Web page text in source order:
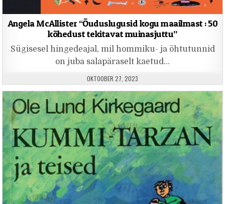
Angela McAllister “Õuduslugusid kogu maailmast : 50
kõhedust tekitavat muinasjuttu”
Sügisesel hingedeajal, mil hommiku- ja õhtutunnid
on juba salapäraselt kaetud…
PUBLISHED DATE:
OKTOOBER 27, 2023